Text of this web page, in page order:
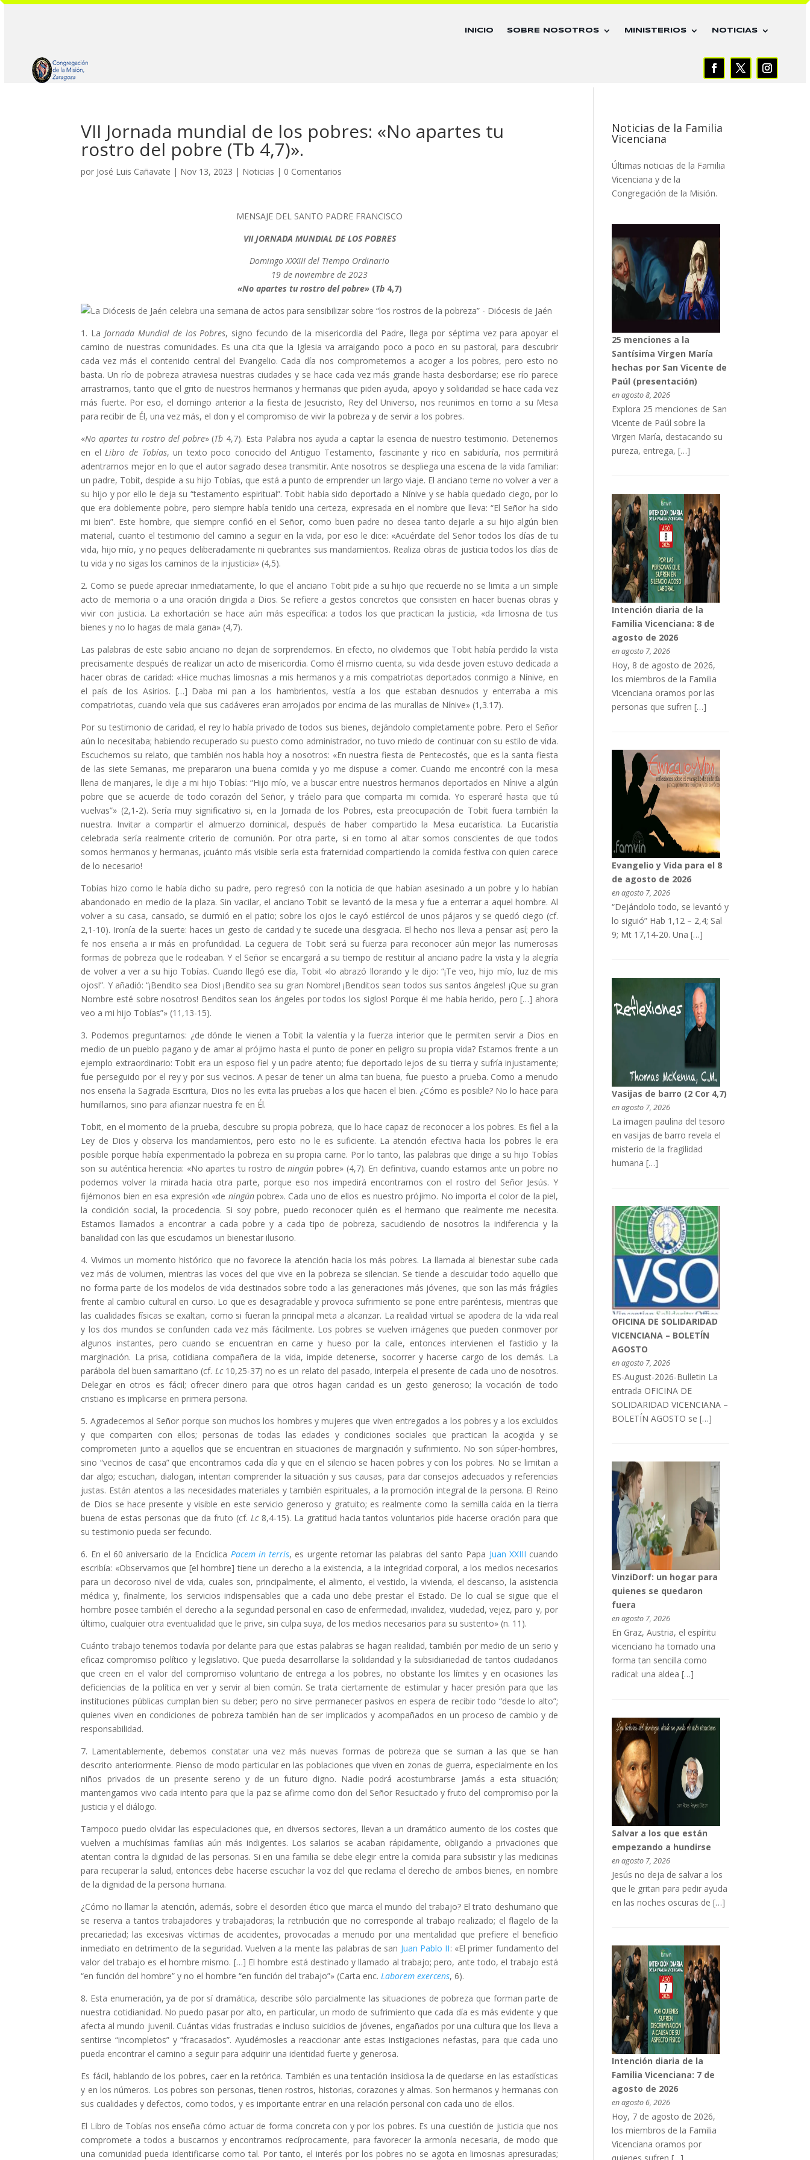
INICIO SOBRE NOSOTROS MINISTERIOS NOTICIAS
VII Jornada mundial de los pobres: «No apartes tu
rostro del pobre (Tb 4,7)».
por José Luis Cañavate | Nov 13, 2023 | Noticias | 0 Comentarios
MENSAJE DEL SANTO PADRE FRANCISCO
VII JORNADA MUNDIAL DE LOS POBRES
Domingo XXXIII del Tiempo Ordinario
19 de noviembre de 2023
«No apartes tu rostro del pobre» (Tb4,7)
1. LaJornada Mundial de los Pobres, signo fecundo de la misericordia del Padre, llega por séptima vez para apoyar el
camino de nuestras comunidades. Es una cita que la Iglesia va arraigando poco a poco en su pastoral, para descubrir
cada vez más el contenido central del Evangelio. Cada día nos comprometemos a acoger a los pobres, pero esto no
basta. Un río de pobreza atraviesa nuestras ciudades y se hace cada vez más grande hasta desbordarse; ese río parece
arrastrarnos, tanto que el grito de nuestros hermanos y hermanas que piden ayuda, apoyo y solidaridad se hace cada vez
más fuerte. Por eso, el domingo anterior a la fiesta de Jesucristo, Rey del Universo, nos reunimos en torno a su Mesa
para recibir de Él, una vez más, el don y el compromiso de vivir la pobreza y de servir a los pobres.
«No apartes tu rostro del pobre» (Tb 4,7). Esta Palabra nos ayuda a captar la esencia de nuestro testimonio. Detenernos
en elLibro de Tobías, un texto poco conocido del Antiguo Testamento, fascinante y rico en sabiduría, nos permitirá
adentrarnos mejor en lo que el autor sagrado desea transmitir. Ante nosotros se despliega una escena de la vida familiar:
un padre, Tobit, despide a su hijo Tobías, que está a punto de emprender un largo viaje. El anciano teme no volver a ver a
su hijo y por ello le deja su “testamento espiritual”. Tobit había sido deportado a Nínive y se había quedado ciego, por lo
que era doblemente pobre, pero siempre había tenido una certeza, expresada en el nombre que lleva: “El Señor ha sido
mi bien”. Este hombre, que siempre confió en el Señor, como buen padre no desea tanto dejarle a su hijo algún bien
material, cuanto el testimonio del camino a seguir en la vida, por eso le dice: «Acuérdate del Señor todos los días de tu
vida, hijo mío, y no peques deliberadamente ni quebrantes sus mandamientos. Realiza obras de justicia todos los días de
tu vida y no sigas los caminos de la injusticia» (4,5).
2. Como se puede apreciar inmediatamente, lo que el anciano Tobit pide a su hijo que recuerde no se limita a un simple
acto de memoria o a una oración dirigida a Dios. Se refiere a gestos concretos que consisten en hacer buenas obras y
vivir con justicia. La exhortación se hace aún más específica: a todos los que practican la justicia, «da limosna de tus
bienes y no lo hagas de mala gana» (4,7).
Las palabras de este sabio anciano no dejan de sorprendernos. En efecto, no olvidemos que Tobit había perdido la vista
precisamente después de realizar un acto de misericordia. Como él mismo cuenta, su vida desde joven estuvo dedicada a
hacer obras de caridad: «Hice muchas limosnas a mis hermanos y a mis compatriotas deportados conmigo a Nínive, en
el país de los Asirios. […] Daba mi pan a los hambrientos, vestía a los que estaban desnudos y enterraba a mis
compatriotas, cuando veía que sus cadáveres eran arrojados por encima de las murallas de Nínive» (1,3.17).
Por su testimonio de caridad, el rey lo había privado de todos sus bienes, dejándolo completamente pobre. Pero el Señor
aún lo necesitaba; habiendo recuperado su puesto como administrador, no tuvo miedo de continuar con su estilo de vida.
Escuchemos su relato, que también nos habla hoy a nosotros: «En nuestra fiesta de Pentecostés, que es la santa fiesta
de las siete Semanas, me prepararon una buena comida y yo me dispuse a comer. Cuando me encontré con la mesa
llena de manjares, le dije a mi hijo Tobías: “Hijo mío, ve a buscar entre nuestros hermanos deportados en Nínive a algún
pobre que se acuerde de todo corazón del Señor, y tráelo para que comparta mi comida. Yo esperaré hasta que tú
vuelvas”» (2,1-2). Sería muy significativo si, en la Jornada de los Pobres, esta preocupación de Tobit fuera también la
nuestra. Invitar a compartir el almuerzo dominical, después de haber compartido la Mesa eucarística. La Eucaristía
celebrada sería realmente criterio de comunión. Por otra parte, si en torno al altar somos conscientes de que todos
somos hermanos y hermanas, ¡cuánto más visible sería esta fraternidad compartiendo la comida festiva con quien carece
de lo necesario!
Tobías hizo como le había dicho su padre, pero regresó con la noticia de que habían asesinado a un pobre y lo habían
abandonado en medio de la plaza. Sin vacilar, el anciano Tobit se levantó de la mesa y fue a enterrar a aquel hombre. Al
volver a su casa, cansado, se durmió en el patio; sobre los ojos le cayó estiércol de unos pájaros y se quedó ciego (cf.
2,1-10). Ironía de la suerte: haces un gesto de caridad y te sucede una desgracia. El hecho nos lleva a pensar así; pero la
fe nos enseña a ir más en profundidad. La ceguera de Tobit será su fuerza para reconocer aún mejor las numerosas
formas de pobreza que le rodeaban. Y el Señor se encargará a su tiempo de restituir al anciano padre la vista y la alegría
de volver a ver a su hijo Tobías. Cuando llegó ese día, Tobit «lo abrazó llorando y le dijo: “¡Te veo, hijo mío, luz de mis
ojos!”. Y añadió: “¡Bendito sea Dios! ¡Bendito sea su gran Nombre! ¡Benditos sean todos sus santos ángeles! ¡Que su gran
Nombre esté sobre nosotros! Benditos sean los ángeles por todos los siglos! Porque él me había herido, pero […] ahora
veo a mi hijo Tobías”» (11,13-15).
3. Podemos preguntarnos: ¿de dónde le vienen a Tobit la valentía y la fuerza interior que le permiten servir a Dios en
medio de un pueblo pagano y de amar al prójimo hasta el punto de poner en peligro su propia vida? Estamos frente a un
ejemplo extraordinario: Tobit era un esposo fiel y un padre atento; fue deportado lejos de su tierra y sufría injustamente;
fue perseguido por el rey y por sus vecinos. A pesar de tener un alma tan buena, fue puesto a prueba. Como a menudo
nos enseña la Sagrada Escritura, Dios no les evita las pruebas a los que hacen el bien. ¿Cómo es posible? No lo hace para
humillarnos, sino para afianzar nuestra fe en Él.
Tobit, en el momento de la prueba, descubre su propia pobreza, que lo hace capaz de reconocer a los pobres. Es fiel a la
Ley de Dios y observa los mandamientos, pero esto no le es suficiente. La atención efectiva hacia los pobres le era
posible porque había experimentado la pobreza en su propia carne. Por lo tanto, las palabras que dirige a su hijo Tobías
son su auténtica herencia: «No apartes tu rostro deningún pobre» (4,7). En definitiva, cuando estamos ante un pobre no
podemos volver la mirada hacia otra parte, porque eso nos impedirá encontrarnos con el rostro del Señor Jesús. Y
fijémonos bien en esa expresión «de ningúnpobre». Cada uno de ellos es nuestro prójimo. No importa el color de la piel,
la condición social, la procedencia. Si soy pobre, puedo reconocer quién es el hermano que realmente me necesita.
Estamos llamados a encontrar a cada pobre y a cada tipo de pobreza, sacudiendo de nosotros la indiferencia y la
banalidad con las que escudamos un bienestar ilusorio.
4. Vivimos un momento histórico que no favorece la atención hacia los más pobres. La llamada al bienestar sube cada
vez más de volumen, mientras las voces del que vive en la pobreza se silencian. Se tiende a descuidar todo aquello que
no forma parte de los modelos de vida destinados sobre todo a las generaciones más jóvenes, que son las más frágiles
frente al cambio cultural en curso. Lo que es desagradable y provoca sufrimiento se pone entre paréntesis, mientras que
las cualidades físicas se exaltan, como si fueran la principal meta a alcanzar. La realidad virtual se apodera de la vida real
y los dos mundos se confunden cada vez más fácilmente. Los pobres se vuelven imágenes que pueden conmover por
algunos instantes, pero cuando se encuentran en carne y hueso por la calle, entonces intervienen el fastidio y la
marginación. La prisa, cotidiana compañera de la vida, impide detenerse, socorrer y hacerse cargo de los demás. La
parábola del buen samaritano (cf. Lc10,25-37) no es un relato del pasado, interpela el presente de cada uno de nosotros.
Delegar en otros es fácil; ofrecer dinero para que otros hagan caridad es un gesto generoso; la vocación de todo
cristiano es implicarse en primera persona.
5. Agradecemos al Señor porque son muchos los hombres y mujeres que viven entregados a los pobres y a los excluidos
y que comparten con ellos; personas de todas las edades y condiciones sociales que practican la acogida y se
comprometen junto a aquellos que se encuentran en situaciones de marginación y sufrimiento. No son súper-hombres,
sino “vecinos de casa” que encontramos cada día y que en el silencio se hacen pobres y con los pobres. No se limitan a
dar algo; escuchan, dialogan, intentan comprender la situación y sus causas, para dar consejos adecuados y referencias
justas. Están atentos a las necesidades materiales y también espirituales, a la promoción integral de la persona. El Reino
de Dios se hace presente y visible en este servicio generoso y gratuito; es realmente como la semilla caída en la tierra
buena de estas personas que da fruto (cf. Lc8,4-15). La gratitud hacia tantos voluntarios pide hacerse oración para que
su testimonio pueda ser fecundo.
6. En el 60 aniversario de la Encíclica Pacem in terris, es urgente retomar las palabras del santo Papa Juan XXIII cuando
escribía: «Observamos que [el hombre] tiene un derecho a la existencia, a la integridad corporal, a los medios necesarios
para un decoroso nivel de vida, cuales son, principalmente, el alimento, el vestido, la vivienda, el descanso, la asistencia
médica y, finalmente, los servicios indispensables que a cada uno debe prestar el Estado. De lo cual se sigue que el
hombre posee también el derecho a la seguridad personal en caso de enfermedad, invalidez, viudedad, vejez, paro y, por
último, cualquier otra eventualidad que le prive, sin culpa suya, de los medios necesarios para su sustento» (n. 11).
Cuánto trabajo tenemos todavía por delante para que estas palabras se hagan realidad, también por medio de un serio y
eficaz compromiso político y legislativo. Que pueda desarrollarse la solidaridad y la subsidiariedad de tantos ciudadanos
que creen en el valor del compromiso voluntario de entrega a los pobres, no obstante los límites y en ocasiones las
deficiencias de la política en ver y servir al bien común. Se trata ciertamente de estimular y hacer presión para que las
instituciones públicas cumplan bien su deber; pero no sirve permanecer pasivos en espera de recibir todo “desde lo alto”;
quienes viven en condiciones de pobreza también han de ser implicados y acompañados en un proceso de cambio y de
responsabilidad.
7. Lamentablemente, debemos constatar una vez más nuevas formas de pobreza que se suman a las que se han
descrito anteriormente. Pienso de modo particular en las poblaciones que viven en zonas de guerra, especialmente en los
niños privados de un presente sereno y de un futuro digno. Nadie podrá acostumbrarse jamás a esta situación;
mantengamos vivo cada intento para que la paz se afirme como don del Señor Resucitado y fruto del compromiso por la
justicia y el diálogo.
Tampoco puedo olvidar las especulaciones que, en diversos sectores, llevan a un dramático aumento de los costes que
vuelven a muchísimas familias aún más indigentes. Los salarios se acaban rápidamente, obligando a privaciones que
atentan contra la dignidad de las personas. Si en una familia se debe elegir entre la comida para subsistir y las medicinas
para recuperar la salud, entonces debe hacerse escuchar la voz del que reclama el derecho de ambos bienes, en nombre
de la dignidad de la persona humana.
¿Cómo no llamar la atención, además, sobre el desorden ético que marca el mundo del trabajo? El trato deshumano que
se reserva a tantos trabajadores y trabajadoras; la retribución que no corresponde al trabajo realizado; el flagelo de la
precariedad; las excesivas víctimas de accidentes, provocadas a menudo por una mentalidad que prefiere el beneficio
inmediato en detrimento de la seguridad. Vuelven a la mente las palabras de san Juan Pablo II: «El primer fundamento del
valor del trabajo es el hombre mismo. […] El hombre está destinado y llamado al trabajo; pero, ante todo, el trabajo está
“en función del hombre” y no el hombre “en función del trabajo”» (Carta enc.Laborem exercens, 6).
8. Esta enumeración, ya de por sí dramática, describe sólo parcialmente las situaciones de pobreza que forman parte de
nuestra cotidianidad. No puedo pasar por alto, en particular, un modo de sufrimiento que cada día es más evidente y que
afecta al mundo juvenil. Cuántas vidas frustradas e incluso suicidios de jóvenes, engañados por una cultura que los lleva a
sentirse “incompletos” y “fracasados”. Ayudémosles a reaccionar ante estas instigaciones nefastas, para que cada uno
pueda encontrar el camino a seguir para adquirir una identidad fuerte y generosa.
Es fácil, hablando de los pobres, caer en la retórica. También es una tentación insidiosa la de quedarse en las estadísticas
y en los números. Los pobres son personas, tienen rostros, historias, corazones y almas. Son hermanos y hermanas con
sus cualidades y defectos, como todos, y es importante entrar en una relación personal con cada uno de ellos.
El Libro de Tobías nos enseña cómo actuar de forma concreta con y por los pobres. Es una cuestión de justicia que nos
compromete a todos a buscarnos y encontrarnos recíprocamente, para favorecer la armonía necesaria, de modo que
una comunidad pueda identificarse como tal. Por tanto, el interés por los pobres no se agota en limosnas apresuradas;
Noticias de la Familia
Vicenciana
Últimas noticias de la Familia
Vicenciana y de la
Congregación de la Misión.
25 menciones a la
Santísima Virgen María
hechas por San Vicente de
Paúl (presentación)
en agosto 8, 2026
Explora 25 menciones de San
Vicente de Paúl sobre la
Virgen María, destacando su
pureza, entrega, […]
Intención diaria de la
Familia Vicenciana: 8 de
agosto de 2026
en agosto 7, 2026
Hoy, 8 de agosto de 2026,
los miembros de la Familia
Vicenciana oramos por las
personas que sufren […]
Evangelio y Vida para el 8
de agosto de 2026
en agosto 7, 2026
“Dejándolo todo, se levantó y
lo siguió” Hab 1,12 – 2,4; Sal
9; Mt 17,14-20. Una […]
Vasijas de barro (2 Cor 4,7)
en agosto 7, 2026
La imagen paulina del tesoro
en vasijas de barro revela el
misterio de la fragilidad
humana […]
OFICINA DE SOLIDARIDAD
VICENCIANA – BOLETÍN
AGOSTO
en agosto 7, 2026
ES-August-2026-Bulletin La
entrada OFICINA DE
SOLIDARIDAD VICENCIANA –
BOLETÍN AGOSTO se […]
VinziDorf: un hogar para
quienes se quedaron
fuera
en agosto 7, 2026
En Graz, Austria, el espíritu
vicenciano ha tomado una
forma tan sencilla como
radical: una aldea […]
Salvar a los que están
empezando a hundirse
en agosto 7, 2026
Jesús no deja de salvar a los
que le gritan para pedir ayuda
en las noches oscuras de […]
Intención diaria de la
Familia Vicenciana: 7 de
agosto de 2026
en agosto 6, 2026
Hoy, 7 de agosto de 2026,
los miembros de la Familia
Vicenciana oramos por